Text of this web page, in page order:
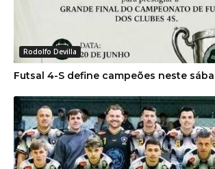
Rodolfo Devilla
Futsal 4-S define campeões neste